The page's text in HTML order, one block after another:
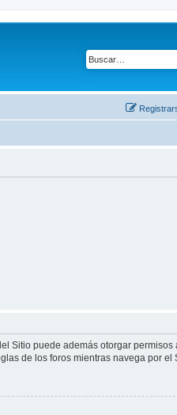
Sitio puede además otorgar
de los foros mientras navega por el